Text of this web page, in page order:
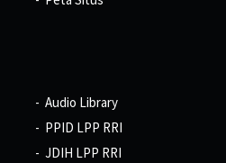
Audio Library
PPID LPP RRI
JDIH LPP RRI